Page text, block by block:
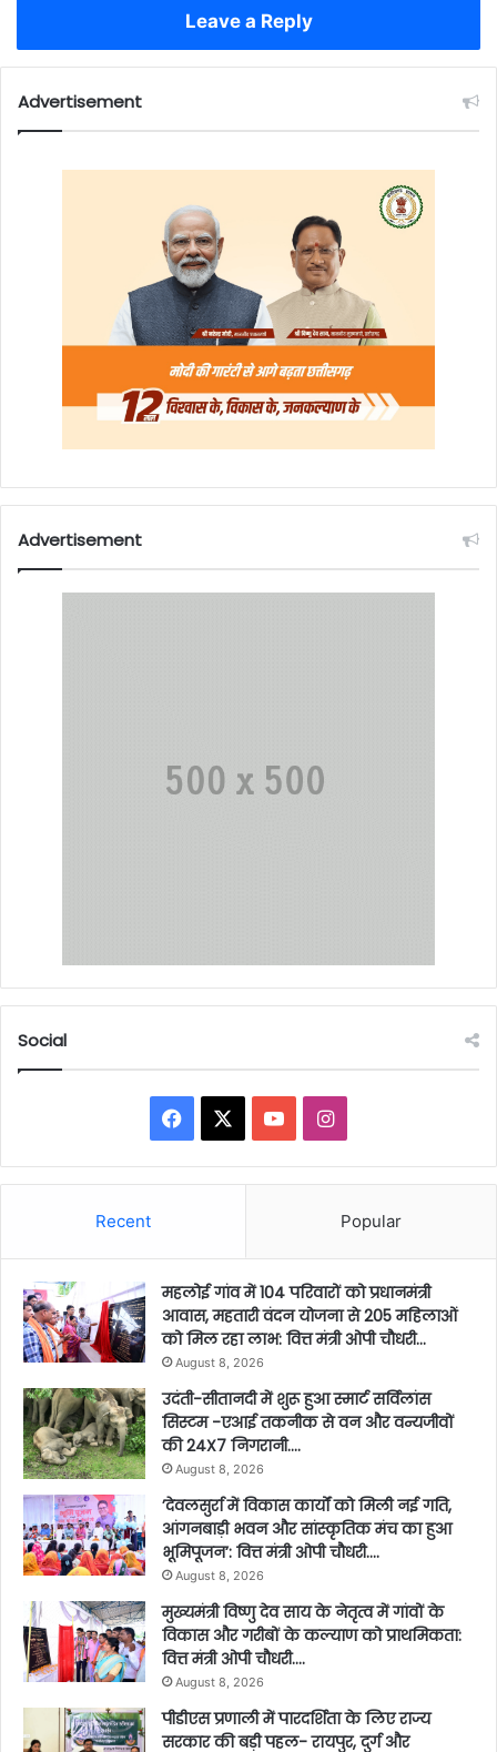
Leave a Reply
Advertisement
Advertisement
Social
Facebook YouTubeInstagram
Recent Popular
महलोई गांव में 104 परिवारों को प्रधानमंत्री
आवास, महतारी वंदन योजना से 205 महिलाओं
को मिल रहा लाभ: वित्त मंत्री ओपी चौधरी…
August 8, 2026
उदंती-सीतानदी में शुरू हुआ स्मार्ट सर्विलांस
सिस्टम -एआई तकनीक से वन और वन्यजीवों
की 24X7 निगरानी….
August 8, 2026
’देवलसुर्रा में विकास कार्यों को मिली नई गति,
आंगनबाड़ी भवन और सांस्कृतिक मंच का हुआ
भूमिपूजन’: वित्त मंत्री ओपी चौधरी….
August 8, 2026
मुख्यमंत्री विष्णु देव साय के नेतृत्व में गांवों के
विकास और गरीबों के कल्याण को प्राथमिकता:
वित्त मंत्री ओपी चौधरी….
August 8, 2026
पीडीएस प्रणाली में पारदर्शिता के लिए राज्य
सरकार की बड़ी पहल- रायपुर, दुर्ग और